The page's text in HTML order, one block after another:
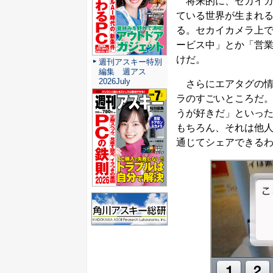
ている世界が生まれ
る。セカイカメラ上
ービス中」とか「営
けだ。
さらにエアタグの
ラのすごいところだ
うが好きだ」といっ
もちろん、それは他
通じてシェアできる
週刊アスキー特別
編集 週アス
2026July